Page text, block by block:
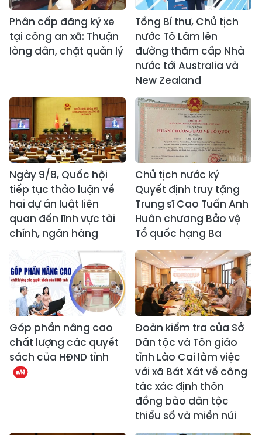
Phân cấp đăng ký xe
tại công an xã: Thuận
lòng dân, chặt quản lý
Tổng Bí thư, Chủ tịch
nước Tô Lâm lên
đường thăm cấp Nhà
nước tới Australia và
New Zealand
Ngày 9/8, Quốc hội
tiếp tục thảo luận về
hai dự án luật liên
quan đến lĩnh vực tài
chính, ngân hàng
Chủ tịch nước ký
Quyết định truy tặng
Trung sĩ Cao Tuấn Anh
Huân chương Bảo vệ
Tổ quốc hạng Ba
Góp phần nâng cao
chất lượng các quyết
sách của HĐND tỉnh
Đoàn kiểm tra của Sở
Dân tộc và Tôn giáo
tỉnh Lào Cai làm việc
với xã Bát Xát về công
tác xác định thôn
đồng bào dân tộc
thiểu số và miền núi